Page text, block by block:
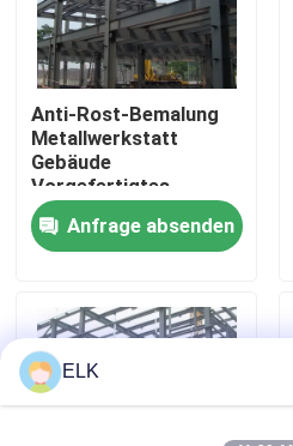
Qualitätskontrolle
Kontakt mit uns
Neuigkeiten
Bitte um ein Angebot
Anti-Rost-Bemalung
Metallwerkstatt
Gebäude
Vorgefertigtes
Metalllager ODM
Anfrage absenden
ELK